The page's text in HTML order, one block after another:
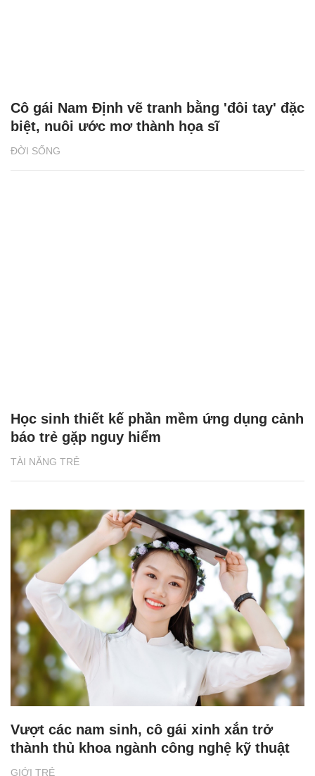
ĐỜI SỐNG
Cô gái Nam Định vẽ tranh bằng 'đôi tay' đặc
biệt, nuôi ước mơ thành họa sĩ
TÀI NĂNG TRẺ
Học sinh thiết kế phần mềm ứng dụng cảnh
báo trẻ gặp nguy hiểm
GIỚI TRẺ
Vượt các nam sinh, cô gái xinh xắn trở
thành thủ khoa ngành công nghệ kỹ thuật